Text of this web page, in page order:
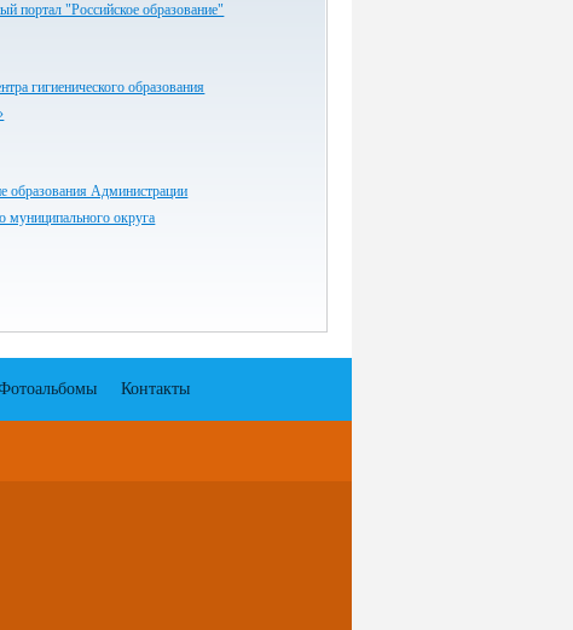
портал "Российское образование"
гигиенического образования
образования Администрации
муниципального округа
Контакты